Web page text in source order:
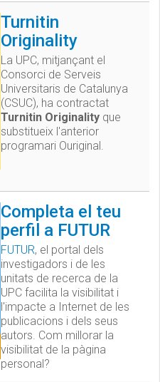
Turnitin
Originality
La UPC, mitjançant el
Consorci de Serveis
Universitaris de Catalunya
(CSUC), ha contractat
Turnitin Originality que
substitueix l'anterior
programari Ouriginal.
Completa el teu
perfil a FUTUR
FUTUR, el portal dels
investigadors i de les
unitats de recerca de la
UPC facilita la visibilitat i
l'impacte a Internet de les
publicacions i dels seus
autors. Com millorar la
visibilitat de la pàgina
personal?